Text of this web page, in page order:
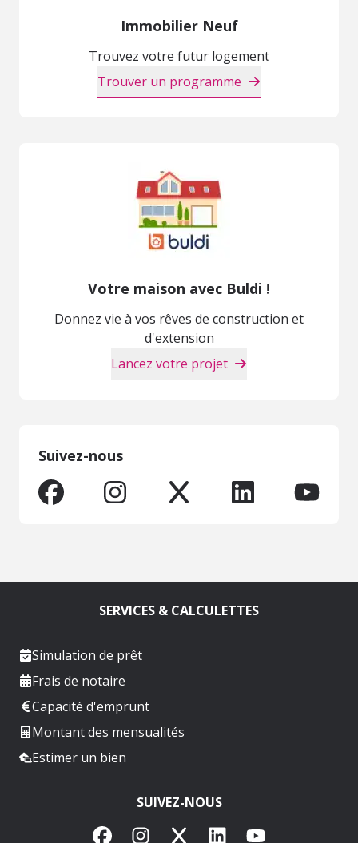
Immobilier Neuf
Trouvez votre futur logement
Trouver un programme
Votre maison avec Buldi !
Donnez vie à vos rêves de construction et
d'extension
Lancez votre projet
Suivez-nous
SERVICES & CALCULETTES
Simulation de prêt
Frais de notaire
Capacité d'emprunt
Montant des mensualités
Estimer un bien
SUIVEZ-NOUS
FacebookInstagram
X LinkedInYouTube